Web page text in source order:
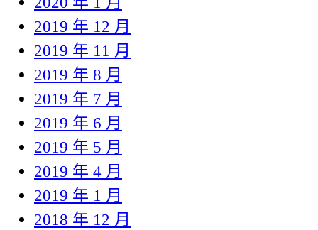
2019 年 12 月
2019 年 11 月
2019 年 8 月
2019 年 7 月
2019 年 6 月
2019 年 5 月
2019 年 4 月
2019 年 1 月
2018 年 12 月